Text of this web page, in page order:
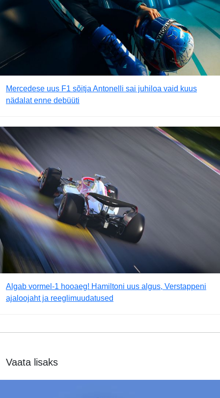
Mercedese uus F1 sõitja Antonelli sai juhiloa vaid kuus
nädalat enne debüüti
Algab vormel-1 hooaeg! Hamiltoni uus algus, Verstappeni
ajaloojaht ja reeglimuudatused
Vaata lisaks